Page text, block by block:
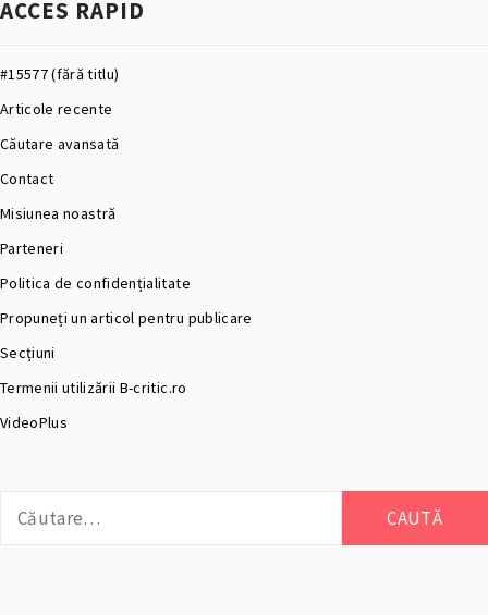
ACCES RAPID
#15577 (fără titlu)
Articole recente
Căutare avansată
Contact
Misiunea noastră
Parteneri
Politica de confidențialitate
Propuneți un articol pentru publicare
Secțiuni
Termenii utilizării B-critic.ro
VideoPlus
după: